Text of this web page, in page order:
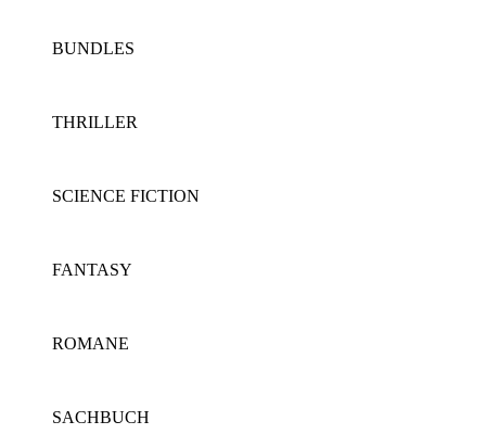
BUNDLES
THRILLER
SCIENCE FICTION
FANTASY
ROMANE
SACHBUCH